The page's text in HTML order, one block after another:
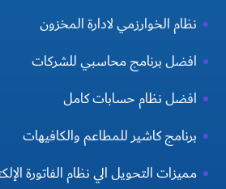
نظام الخوارزمي لادارة المخزون
افضل برنامج محاسبي للشركات
افضل نظام حسابات كامل
برنامج كاشير للمطاعم والكافيهات
مميزات التحويل الي نظام الفاتورة